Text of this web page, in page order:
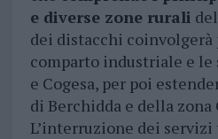
e diverse zone rurali
dei distacchi
comparto industriale e le
e Cogesa, per poi
di Berchidda e della zona
L’interruzione dei